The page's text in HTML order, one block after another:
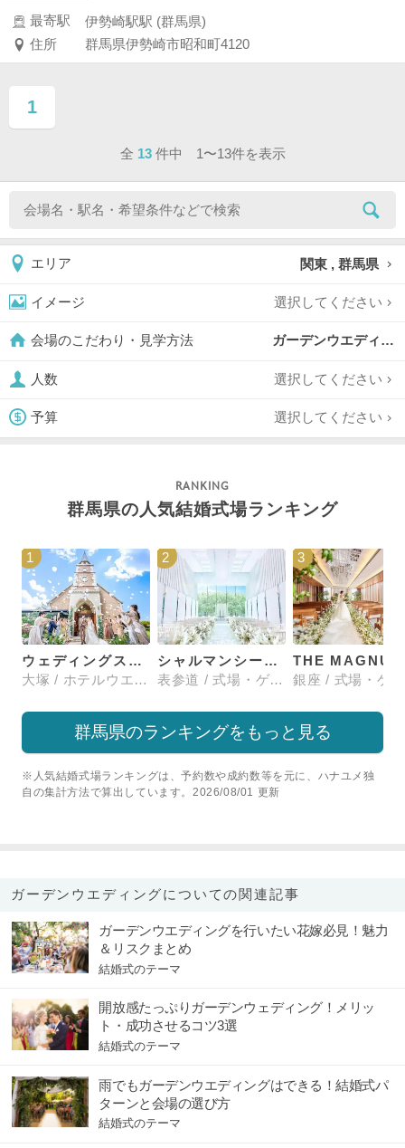
最寄駅
伊勢崎駅駅 (群馬県)
住所
群馬県伊勢崎市昭和町4120
1
ページ目
全 13 件中 1〜13件を表示
エリア 関東 , 群馬県
イメージ 選択してください
会場のこだわり・見学方法 ガーデンウエディング,
人数 選択してください
予算 選択してください
群馬県の人気結婚式場ランキング
1
ウェディングスホテル・ベルクラシック東京
大塚 / ホテルウエディング
2
シャルマンシーナTOKYO
表参道 / 式場・ゲストハウス
3
群馬県のランキングをもっと見る
※人気結婚式場ランキングは、予約数や成約数等を元に、ハナユメ独
自の集計方法で算出しています。2026/08/01 更新
ガーデンウエディングについての関連記事
ガーデンウエディングを行いたい花嫁必見！魅力
＆リスクまとめ
結婚式のテーマ
開放感たっぷりガーデンウェディング！メリッ
ト・成功させるコツ3選
結婚式のテーマ
雨でもガーデンウエディングはできる！結婚式パ
ターンと会場の選び方
結婚式のテーマ